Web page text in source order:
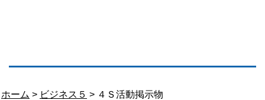
ホーム > ビジネス５ > ４Ｓ活動掲示物